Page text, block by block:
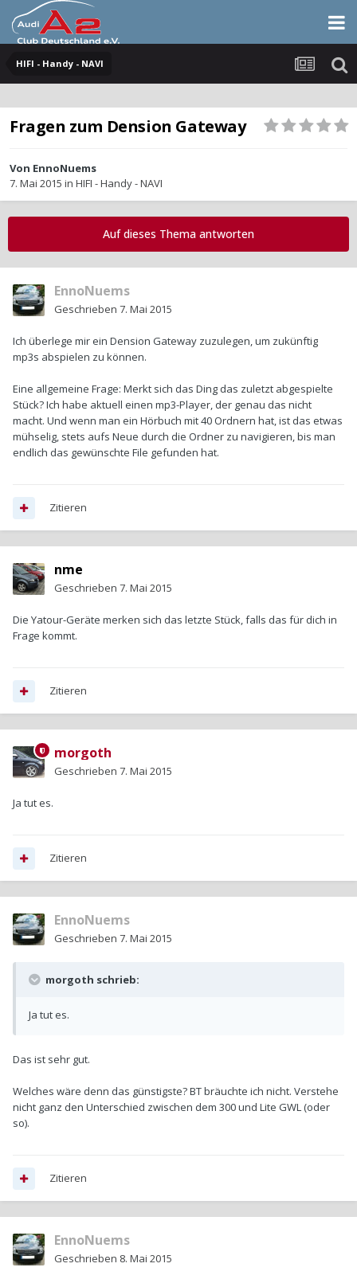
HIFI - Handy - NAVI
Fragen zum Dension Gateway
Von EnnoNuems
7. Mai 2015 in HIFI - Handy - NAVI
Auf dieses Thema antworten
EnnoNuems
Geschrieben 7. Mai 2015
Ich überlege mir ein Dension Gateway zuzulegen, um zukünftig
mp3s abspielen zu können.
Eine allgemeine Frage: Merkt sich das Ding das zuletzt abgespielte
Stück? Ich habe aktuell einen mp3-Player, der genau das nicht
macht. Und wenn man ein Hörbuch mit 40 Ordnern hat, ist das etwas
mühselig, stets aufs Neue durch die Ordner zu navigieren, bis man
endlich das gewünschte File gefunden hat.
Zitieren
nme
Geschrieben 7. Mai 2015
Die Yatour-Geräte merken sich das letzte Stück, falls das für dich in
Frage kommt.
Zitieren
morgoth
Geschrieben 7. Mai 2015
Ja tut es.
Zitieren
EnnoNuems
Geschrieben 7. Mai 2015
morgoth schrieb:
Ja tut es.
Das ist sehr gut.
Welches wäre denn das günstigste? BT bräuchte ich nicht. Verstehe
nicht ganz den Unterschied zwischen dem 300 und Lite GWL (oder
so).
Zitieren
EnnoNuems
Geschrieben 8. Mai 2015